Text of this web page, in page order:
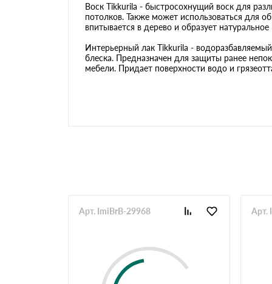
Воск Tikkurila - быстросохнущий воск для
потолков. Также может использоваться для
впитывается в дерево и образует
Интерьерный лак Tikkurila -
блеска. Предназначен для защиты ранее
мебели. Придает поверхности водо и
Арт. ImiBrB-29968 Арт.